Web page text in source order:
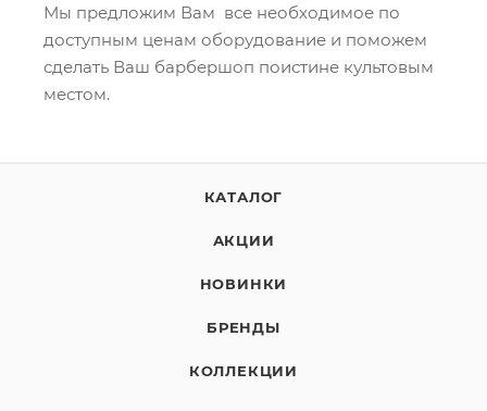
Мы предложим Вам все необходимое по
доступным ценам оборудование и поможем
сделать Ваш барбершоп поистине культовым
местом.
КАТАЛОГ
АКЦИИ
НОВИНКИ
БРЕНДЫ
КОЛЛЕКЦИИ